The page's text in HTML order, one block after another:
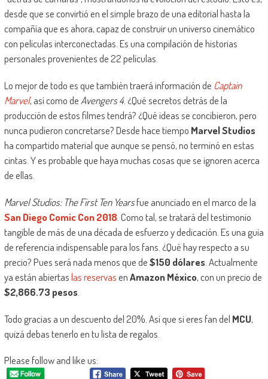
desde que se convirtió en el simple brazo de una editorial hasta la
compañía que es ahora, capaz de construir un universo cinemático
con películas interconectadas. Es una compilación de historias
personales provenientes de 22 películas.
Lo mejor de todo es que también traerá información de Captain
Marvel, así como de Avengers 4. ¿Qué secretos detrás de la
producción de estos filmes tendrá? ¿Qué ideas se concibieron, pero
nunca pudieron concretarse? Desde hace tiempo Marvel Studios
ha compartido material que aunque se pensó, no terminó en estas
cintas. Y es probable que haya muchas cosas que se ignoren acerca
de ellas.
Marvel Studios: The First Ten Yearsfue anunciado en el marco de la
San Diego Comic Con 2018 . Como tal, se tratará del testimonio
tangible de más de una década de esfuerzo y dedicación. Es una guía
de referencia indispensable para los fans. ¿Qué hay respecto a su
precio? Pues será nada menos que de$150 dólares. Actualmente
ya están abiertaslas reservasenAmazon México, con un precio de
$2,866.73 pesos.
Todo gracias a un descuento del 20%. Así que si eres fan del MCU,
quizá debas tenerlo en tu lista de regalos.
Please follow and like us: